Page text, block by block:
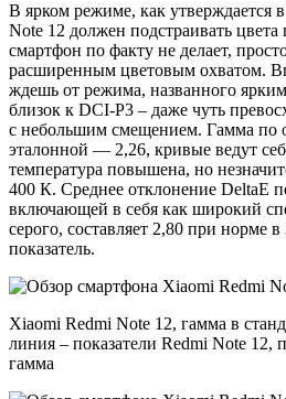
В ярком режиме, как утверждается
Note 12 должен подстраивать цвета
смартфон по факту не делает,
расширенным цветовым охватом.
ждешь от режима, названного
близок к DCI-P3 – даже чуть
с небольшим смещением. Гамма по
эталонной — 2,26, кривые ведут
температура повышена, но
400 К. Среднее отклонение DeltaE
включающей в себя как широкий
серого, составляет 2,80 при норме
показатель.
Xiaomi Redmi Note 12, гамма в
линия – показатели Redmi Note 12,
гамма